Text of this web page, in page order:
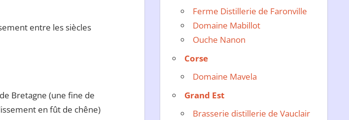
entre les siècles
Bretagne (une fine de
en fût de chêne)
Ferme Distillerie de Faronville
Domaine Mabillot
Ouche Nanon
Corse
Domaine Mavela
Grand Est
Brasserie distillerie de Vauclair